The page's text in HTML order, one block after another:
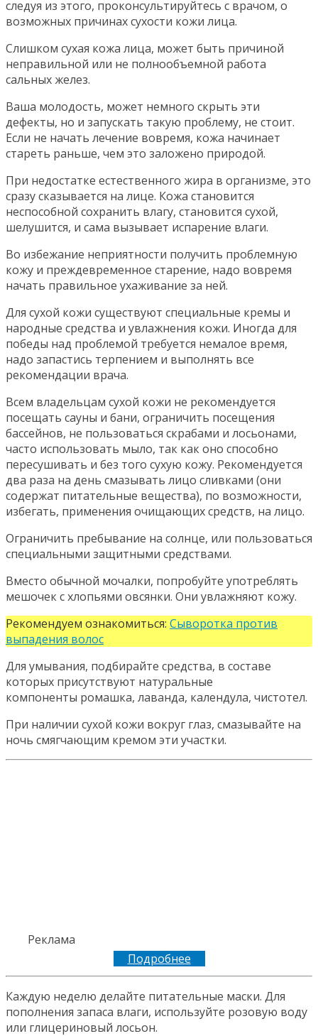
следуя из этого, проконсультируйтесь с врачом, о
возможных причинах сухости кожи лица.
Слишком сухая кожа лица, может быть причиной
неправильной или не полнообъемной работа
сальных желез.
Ваша молодость, может немного скрыть эти
дефекты, но и запускать такую проблему, не стоит.
Если не начать лечение вовремя, кожа начинает
стареть раньше, чем это заложено природой.
При недостатке естественного жира в организме, это
сразу сказывается на лице. Кожа становится
неспособной сохранить влагу, становится сухой,
шелушится, и сама вызывает испарение влаги.
Во избежание неприятности получить проблемную
кожу и преждевременное старение, надо вовремя
начать правильное ухаживание за ней.
Для сухой кожи существуют специальные кремы и
народные средства и увлажнения кожи. Иногда для
победы над проблемой требуется немалое время,
надо запастись терпением и выполнять все
рекомендации врача.
Всем владельцам сухой кожи не рекомендуется
посещать сауны и бани, ограничить посещения
бассейнов, не пользоваться скрабами и лосьонами,
часто использовать мыло, так как оно способно
пересушивать и без того сухую кожу. Рекомендуется
два раза на день смазывать лицо сливками (они
содержат питательные вещества), по возможности,
избегать, применения очищающих средств, на лицо.
Ограничить пребывание на солнце, или пользоваться
специальными защитными средствами.
Вместо обычной мочалки, попробуйте употреблять
мешочек с хлопьями овсянки. Они увлажняют кожу.
Рекомендуем ознакомиться: Сыворотка против
выпадения волос
Для умывания, подбирайте средства, в составе
которых присутствуют натуральные
компоненты ромашка, лаванда, календула, чистотел.
При наличии сухой кожи вокруг глаз, смазывайте на
ночь смягчающим кремом эти участки.
Реклама
Подробнее
Каждую неделю делайте питательные маски. Для
пополнения запаса влаги, используйте розовую воду
или глицериновый лосьон.